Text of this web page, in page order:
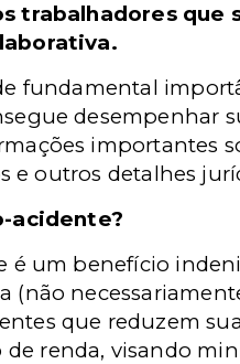
trabalhadores
fundamental
desempenhar
importantes
e outros detalhes
acidente?
é um benefício
(não
que reduzem
renda, visando